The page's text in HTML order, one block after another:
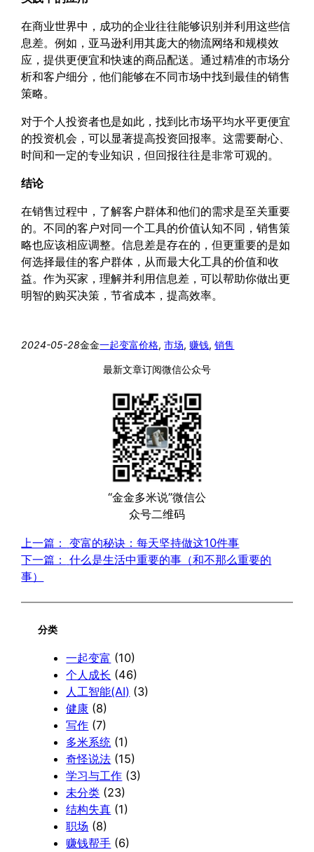
在商业世界中，成功的企业往往能够识别并利用这些信
息差。例如，亚马逊利用其庞大的物流网络和规模效
应，提供更便宜和快速的商品配送。通过精准的市场分
析和客户细分，他们能够在不同市场中找到最佳的销售
策略。
对于个人投资者也是如此，找到比市场平均水平更便宜
的投资机会，可以显著提高投资回报率。这需要耐心、
时间和一定的专业知识，但回报往往是非常可观的。
结论
在销售过程中，了解客户群体和他们的需求是至关重要
的。不同的客户对同一个工具的价值认知不同，销售策
略也应该相应调整。信息差是存在的，但更重要的是如
何选择最佳的客户群体，从而最大化工具的价值和收
益。作为买家，理解并利用信息差，可以帮助你做出更
明智的购买决策，节省成本，提高效率。
2024-05-28金金一起变富价格, 市场, 赚钱, 销售
最新文章订阅微信公众号
“金金多米说”微信公
众号二维码
上一篇：
变富的秘诀：每天坚持做这10件事
下一篇：
什么是生活中重要的事（和不那么重要的
事）
分类
一起变富 (10)
个人成长 (46)
人工智能(AI) (3)
健康 (8)
写作 (7)
多米系统 (1)
奇怪说法 (15)
学习与工作 (3)
未分类 (23)
结构失真 (1)
职场 (8)
赚钱帮手 (6)